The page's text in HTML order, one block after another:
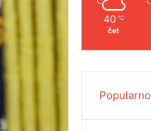
40 ℃
čet
Popularno